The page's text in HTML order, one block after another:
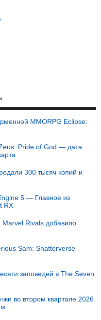
MMORPG Eclipse:
Pride of God — дата
300 тысяч копий и
5 — Главное из
RX
Rivals добавило
Sam: Shatterverse
заповедей в The Seven
во втором квартале 2026